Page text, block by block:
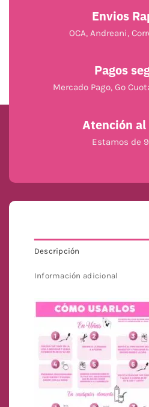
Envios
OCA, Andreani,
Pagos
Mercado Pago, Go
Atención
Estamos de
Descripción
Información adicional